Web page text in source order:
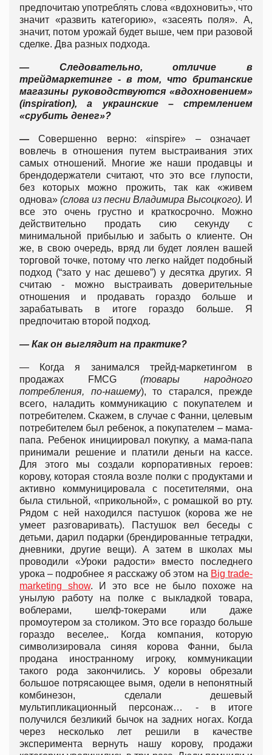
предпочитаю употреблять слова «вдохновить», что
значит «развить категорию», «засеять поля». А,
значит, потом урожай будет выше, чем при разовой
сделке. Два разных подхода.
— Следовательно, отличие в
трейдмаркетинге - в том, что британские
магазины руководствуются «вдохновением»
(inspiration), а украинские – стремлением
«срубить денег»?
—Совершенно верно: «inspire» – означает
вовлечь в отношения путем выстраивания этих
самых отношений. Многие же наши продавцы и
брендодержатели считают, что это все глупости,
без которых можно прожить, так как «живем
однова» (слова из песни Владимира Высоцкого). И
все это очень грустно и краткосрочно. Можно
действительно продать сию секунду с
минимальной прибылью и забыть о клиенте. Он
же, в свою очередь, вряд ли будет лоялен вашей
торговой точке, потому что легко найдет подобный
подход (“зато у нас дешево”) у десятка других. Я
считаю - можно выстраивать доверительные
отношения и продавать гораздо больше и
зарабатывать в итоге гораздо больше. Я
предпочитаю второй подход.
— Как он выглядит на практике?
— Когда я занимался трейд-маркетингом в
продажах FMCG(товары народного
потребления, по-нашему), то старался, прежде
всего, наладить коммуникацию с покупателем и
потребителем. Скажем, в случае с Фанни, целевым
потребителем был ребенок, а покупателем – мама-
папа. Ребенок инициировал покупку, а мама-папа
принимали решение и платили деньги на кассе.
Для этого мы создали корпоративных героев:
корову, которая стояла возле полки с продуктами и
активно коммуницировала с посетителями, она
была стильной, «прикольной», с ромашкой во рту.
Рядом с ней находился пастушок (корова же не
умеет разговаривать). Пастушок вел беседы с
детьми, дарил подарки (брендированные тетрадки,
дневники, другие вещи). А затем в школах мы
проводили «Уроки радости» вместо последнего
урока – подробнее я расскажу об этом на Big trade-
marketing show. И это все не было похоже на
унылую работу на полке с выкладкой товара,
воблерами, шелф-токерами или даже
промоутером за столиком. Это все гораздо больше
гораздо веселее,. Когда компания, которую
символизировала синяя корова Фанни, была
продана иностранному игроку, коммуникации
такого рода закончились. У коровы обрезали
большое потрясающее вымя, одели в непонятный
комбинезон, сделали дешевый
мультипликационный персонаж… - в итоге
получился безликий бычок на задних ногах. Когда
через несколько лет решили в качестве
эксперимента вернуть нашу корову, продажи